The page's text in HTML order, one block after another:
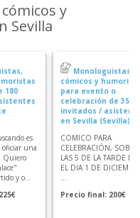
y
Sevilla
180
es
oficiar una
Quiero
y o...
Monologuistas,
cómicos y
para evento o
celebración de 35
invitados /
en Sevilla (Sevilla)
COMICO PARA
CELEBRACIÓN, SOBRE
LAS 5 DE LA TARDE
EL DIA 1 DE
Precio final: 200€